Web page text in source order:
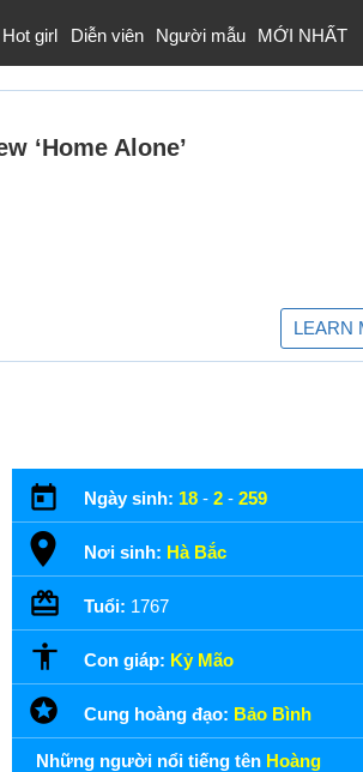
Hot girl Diễn viên Người mẫu MỚI NHẤT
Ngày sinh: 18 - 2 - 259
Nơi sinh: Hà Bắc
Tuổi: 1767
Con giáp: Kỷ Mão
Cung hoàng đạo: Bảo Bình
Những người nổi tiếng tên Hoàng